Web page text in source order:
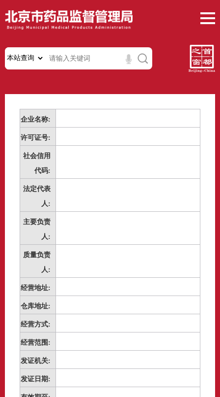
企业名称:
许可证号:
社会信用
代码:
法定代表
人:
主要负责
人:
质量负责
人:
经营地址:
仓库地址:
经营方式:
经营范围:
发证机关:
发证日期: